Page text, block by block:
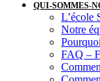
QUI-SOMMES-
L’école
Notre
FAQ –